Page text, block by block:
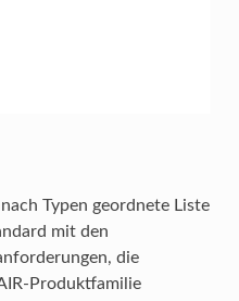
Typen geordnete Liste
mit den
die
Produktfamilie